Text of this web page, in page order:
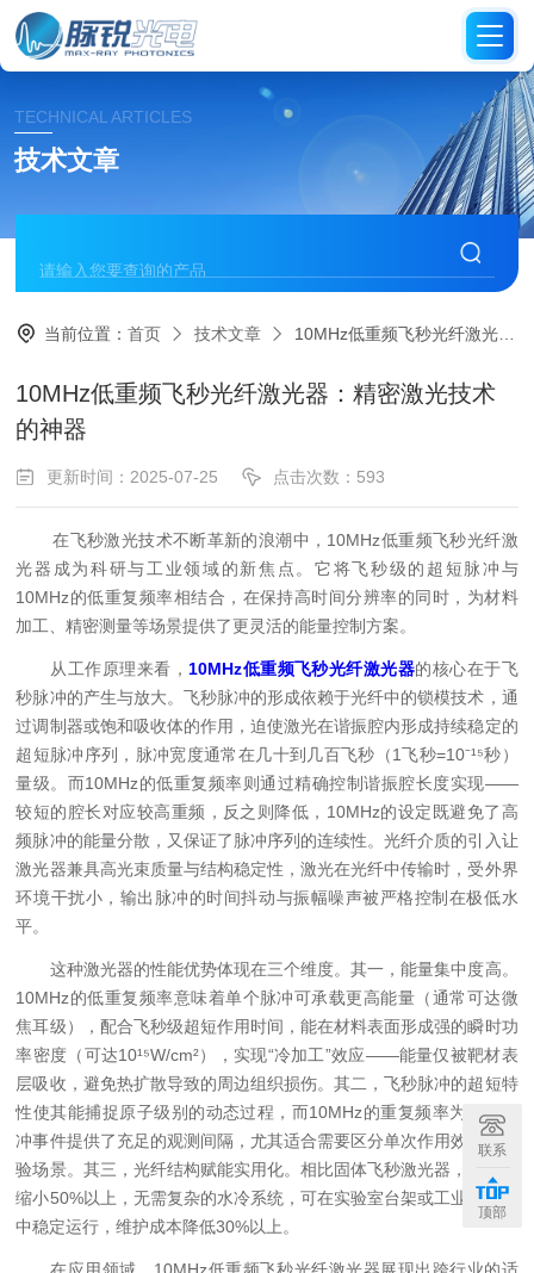
TECHNICAL ARTICLES
技术文章
当前位置：首页 技术文章 10MHz低重频飞秒光纤激光器：精密激光技术的神器
10MHz低重频飞秒光纤激光器：精密激光技术
的神器
更新时间：2025-07-25 点击次数：593
在飞秒激光技术不断革新的浪潮中，10MHz低重频飞秒光纤激
光器成为科研与工业领域的新焦点。它将飞秒级的超短脉冲与
10MHz的低重复频率相结合，在保持高时间分辨率的同时，为材料
加工、精密测量等场景提供了更灵活的能量控制方案。
从工作原理来看， 10MHz低重频飞秒光纤激光器的核心在于飞
秒脉冲的产生与放大。飞秒脉冲的形成依赖于光纤中的锁模技术，通
过调制器或饱和吸收体的作用，迫使激光在谐振腔内形成持续稳定的
超短脉冲序列，脉冲宽度通常在几十到几百飞秒（1飞秒=10⁻¹⁵秒）
量级。而10MHz的低重复频率则通过精确控制谐振腔长度实现——
较短的腔长对应较高重频，反之则降低，10MHz的设定既避免了高
频脉冲的能量分散，又保证了脉冲序列的连续性。光纤介质的引入让
激光器兼具高光束质量与结构稳定性，激光在光纤中传输时，受外界
环境干扰小，输出脉冲的时间抖动与振幅噪声被严格控制在极低水
平。
这种激光器的性能优势体现在三个维度。其一，能量集中度高。
10MHz的低重复频率意味着单个脉冲可承载更高能量（通常可达微
焦耳级），配合飞秒级超短作用时间，能在材料表面形成强的瞬时功
率密度（可达10¹⁵W/cm²），实现“冷加工”效应——能量仅被靶材表
层吸收，避免热扩散导致的周边组织损伤。其二，飞秒脉冲的超短特
性使其能捕捉原子级别的动态过程，而10MHz的重复频率为单次脉
冲事件提供了充足的观测间隔，尤其适合需要区分单次作用效果的实
验场景。其三，光纤结构赋能实用化。相比固体飞秒激光器，它体积
缩小50%以上，无需复杂的水冷系统，可在实验室台架或工业流水线
中稳定运行，维护成本降低30%以上。
联系
顶部